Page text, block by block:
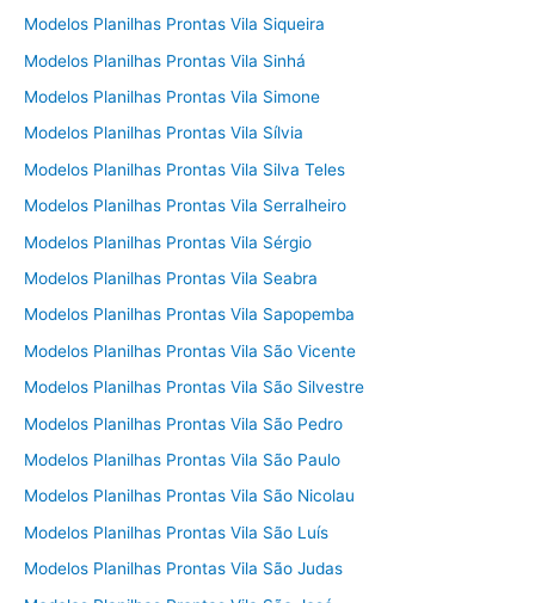
Modelos Planilhas Prontas Vila Siqueira
Modelos Planilhas Prontas Vila Sinhá
Modelos Planilhas Prontas Vila Simone
Modelos Planilhas Prontas Vila Sílvia
Modelos Planilhas Prontas Vila Silva Teles
Modelos Planilhas Prontas Vila Serralheiro
Modelos Planilhas Prontas Vila Sérgio
Modelos Planilhas Prontas Vila Seabra
Modelos Planilhas Prontas Vila Sapopemba
Modelos Planilhas Prontas Vila São Vicente
Modelos Planilhas Prontas Vila São Silvestre
Modelos Planilhas Prontas Vila São Pedro
Modelos Planilhas Prontas Vila São Paulo
Modelos Planilhas Prontas Vila São Nicolau
Modelos Planilhas Prontas Vila São Luís
Modelos Planilhas Prontas Vila São Judas